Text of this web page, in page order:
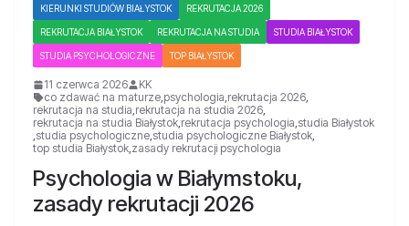
KIERUNKI STUDIÓW BIAŁYSTOK REKRUTACJA 2026
REKRUTACJA BIAŁYSTOK REKRUTACJA NA STUDIA STUDIA BIAŁYSTOK
STUDIA PSYCHOLOGICZNE TOP BIAŁYSTOK
11 czerwca 2026
KK
co zdawać na maturze,psychologia,rekrutacja 2026,
rekrutacja na studia,rekrutacja na studia 2026,
rekrutacja na studia Białystok,rekrutacja psychologia,studia Białystok
,studia psychologiczne,studia psychologiczne Białystok,
top studia Białystok,zasady rekrutacji psychologia
Psychologia w Białymstoku,
zasady rekrutacji 2026